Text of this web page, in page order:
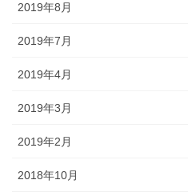
2019年8月
2019年7月
2019年4月
2019年3月
2019年2月
2018年10月